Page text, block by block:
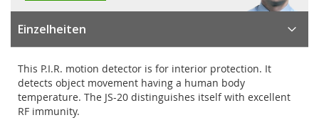
Einzelheiten
This P.I.R. motion detector is for interior protection. It
detects object movement having a human body
temperature. The JS-20 distinguishes itself with excellent
RF immunity.